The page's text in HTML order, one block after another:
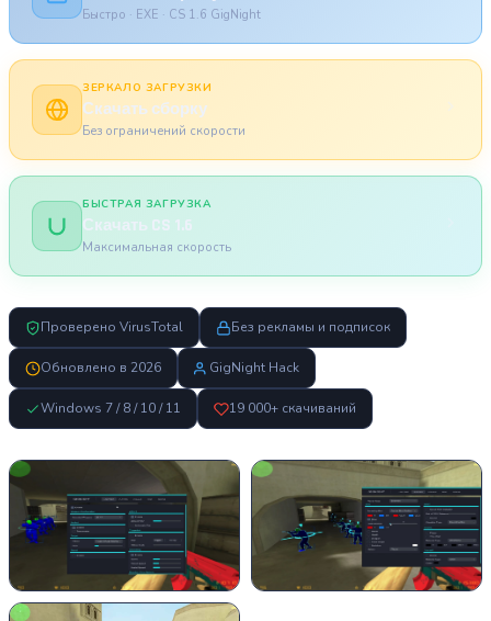
Быстро · EXE · CS 1.6 GigNight
ЗЕРКАЛО ЗАГРУЗКИ
Скачать сборку
Без ограничений скорости
БЫСТРАЯ ЗАГРУЗКА
Скачать CS 1.6
Максимальная скорость
Проверено VirusTotal Без рекламы и подписок
Обновлено в 2026 GigNight Hack
Windows 7 / 8 / 10 / 11 19 000+ скачиваний